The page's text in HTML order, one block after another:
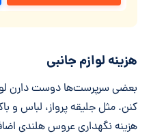
هزینه لوازم جانبی
بعضی سرپرست‌ها دوست دارن
کنن. مثل جلیقه پرواز، لباس و
هزینه نگهداری عروس هلندی